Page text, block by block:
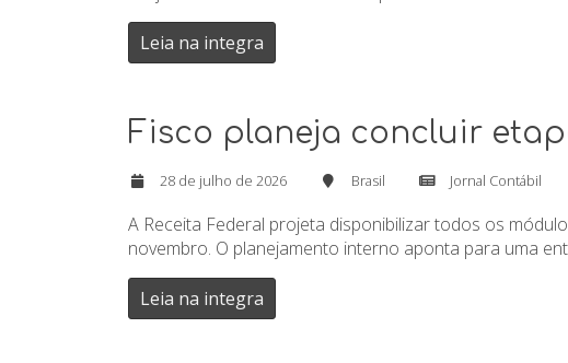
Leia na integra
Fisco planeja concluir
28 de julho de 2026 Brasil Jornal Contábil
A Receita Federal projeta disponibilizar todos os
novembro. O planejamento interno aponta para uma
Leia na integra